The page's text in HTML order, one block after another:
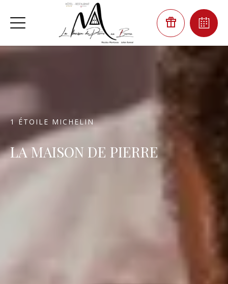
1 ÉTOILE MICHELIN
LA MAISON DE PIERRE